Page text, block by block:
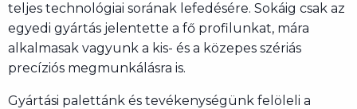
teljes technológiai sorának lefedésére. Sokáig csak az
egyedi gyártás jelentette a fő profilunkat, mára
alkalmasak vagyunk a kis- és a közepes szériás
precíziós megmunkálásra is.
Gyártási palettánk és tevékenységünk felöleli a